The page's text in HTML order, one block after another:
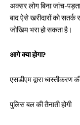
अक्सर लोग बिना जांच-
बाद ऐसे खरीदारों को
जोखिम भरा हो सकता है।
आगे क्या होगा?
एसडीएम द्वारा ध्वस्तीकरण
पुलिस बल की तैनाती होगी